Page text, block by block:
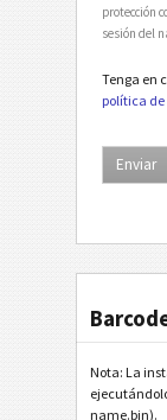
protección
sesión del
Tenga en
política
Nota: La
name.bin).